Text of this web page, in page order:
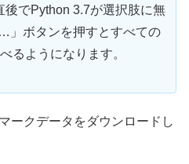
でPython 3.7が選択肢に無
」ボタンを押すとすべての
るようになります。
ークデータをダウンロードし